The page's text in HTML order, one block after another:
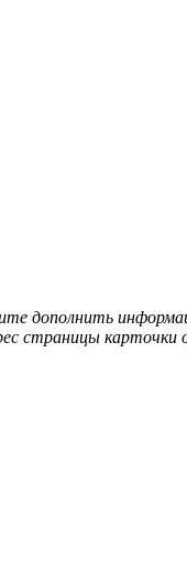
дополнить
страницы карточки